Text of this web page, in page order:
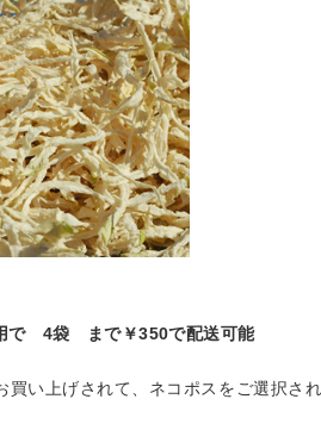
で 4袋 まで￥350で配送可能
い上げされて、ネコポスをご選択さ